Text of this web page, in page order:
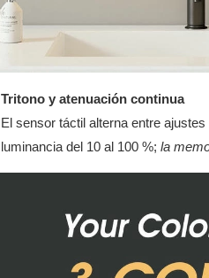
Tritono y atenuación continua
El sensor táctil alterna entre
luminancia del 10 al 100 %; la